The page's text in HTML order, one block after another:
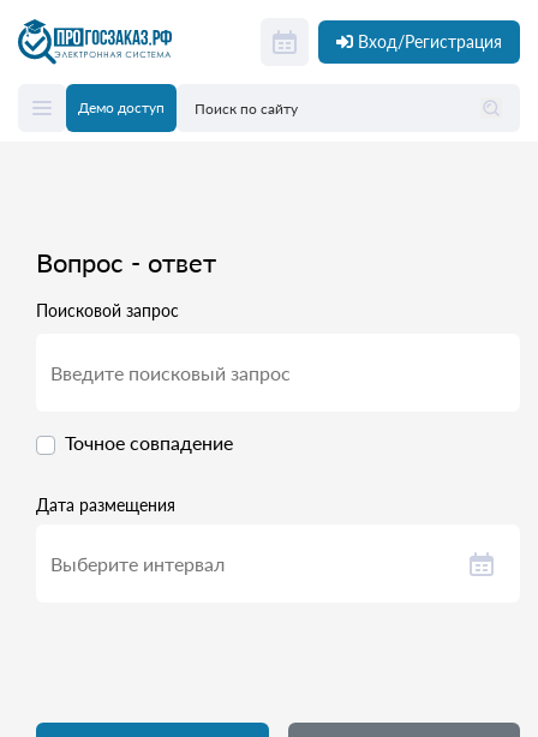
Вход/Регистрация
Демо доступ
Вопрос - ответ
Поисковой запрос
Точное совпадение
Дата размещения